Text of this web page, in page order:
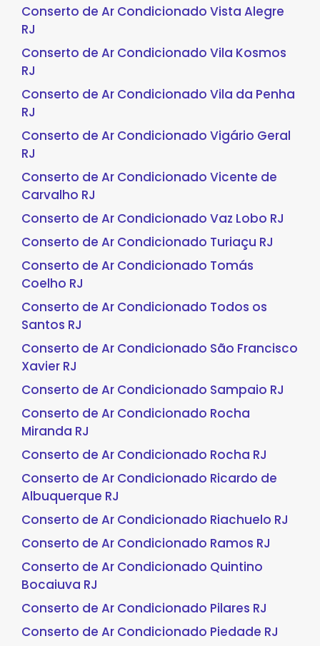
Conserto de Ar Condicionado Vista Alegre
RJ
Conserto de Ar Condicionado Vila Kosmos
RJ
Conserto de Ar Condicionado Vila da Penha
RJ
Conserto de Ar Condicionado Vigário Geral
RJ
Conserto de Ar Condicionado Vicente de
Carvalho RJ
Conserto de Ar Condicionado Vaz Lobo RJ
Conserto de Ar Condicionado Turiaçu RJ
Conserto de Ar Condicionado Tomás
Coelho RJ
Conserto de Ar Condicionado Todos os
Santos RJ
Conserto de Ar Condicionado São Francisco
Xavier RJ
Conserto de Ar Condicionado Sampaio RJ
Conserto de Ar Condicionado Rocha
Miranda RJ
Conserto de Ar Condicionado Rocha RJ
Conserto de Ar Condicionado Ricardo de
Albuquerque RJ
Conserto de Ar Condicionado Riachuelo RJ
Conserto de Ar Condicionado Ramos RJ
Conserto de Ar Condicionado Quintino
Bocaiuva RJ
Conserto de Ar Condicionado Pilares RJ
Conserto de Ar Condicionado Piedade RJ